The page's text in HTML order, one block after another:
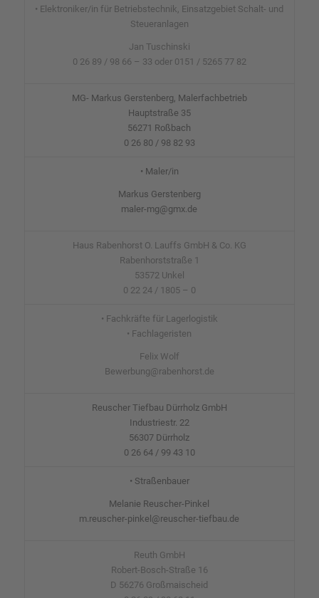
• Elektroniker/in für Betriebstechnik, Einsatzgebiet Schalt- und
Steueranlagen
Jan Tuschinski
0 26 89 / 98 66 – 33 oder 0151 / 5265 77 82
MG- Markus Gerstenberg, Malerfachbetrieb
Hauptstraße 35
56271 Roßbach
0 26 80 / 98 82 93
• Maler/in
Markus Gerstenberg
maler-mg@gmx.de
Haus Rabenhorst O. Lauffs GmbH & Co. KG
Rabenhorststraße 1
53572 Unkel
0 22 24 / 1805 – 0
• Fachkräfte für Lagerlogistik
• Fachlageristen
Felix Wolf
Bewerbung@rabenhorst.de
Reuscher Tiefbau Dürrholz GmbH
Industriestr. 22
56307 Dürrholz
0 26 64 / 99 43 10
• Straßenbauer
Melanie Reuscher-Pinkel
m.reuscher-pinkel@reuscher-tiefbau.de
Reuth GmbH
Robert-Bosch-Straße 16
D 56276 Großmaischeid